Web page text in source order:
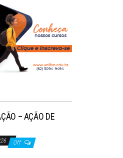
– AÇÃO DE
Off